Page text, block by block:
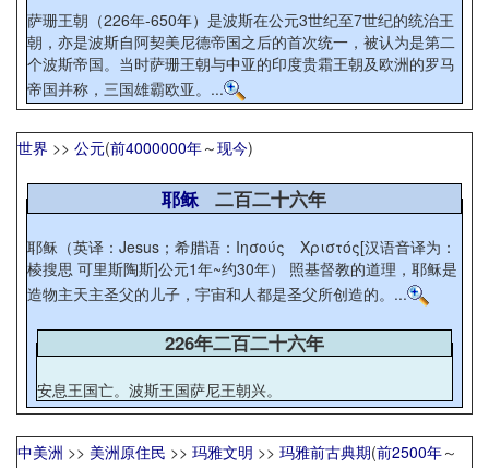
萨珊王朝（226年-650年）是波斯在公元3世纪至7世纪的统治王
朝，亦是波斯自阿契美尼德帝国之后的首次统一，被认为是第二
个波斯帝国。当时萨珊王朝与中亚的印度贵霜王朝及欧洲的罗马
帝国并称，三国雄霸欧亚。...
世界 >> 公元(前4000000年～现今)
耶稣二百二十六年
耶稣（英译：Jesus；希腊语：Ιησούς Χριστός[汉语音译为：
棱搜思 可里斯陶斯]公元1年~约30年） 照基督教的道理，耶稣是
造物主天主圣父的儿子，宇宙和人都是圣父所创造的。...
226年二百二十六年
安息王国亡。波斯王国萨尼王朝兴。
中美洲 >> 美洲原住民 >> 玛雅文明 >> 玛雅前古典期(前2500年～